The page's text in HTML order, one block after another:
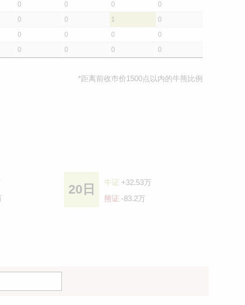
0 0 0
0
0 0 1
0
0 0 0
0
0 0 0 0
*距离前收巿价1500点以内的牛熊比例
20日 牛证 +32.53万
熊证 -83.2万